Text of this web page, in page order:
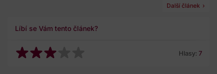
Další článek
Líbí se Vám tento článek?
Hlasy: 7